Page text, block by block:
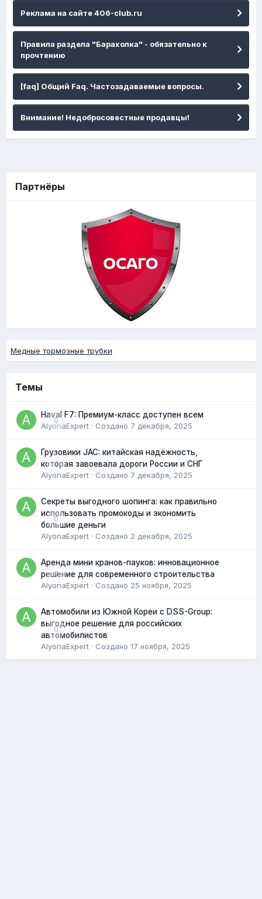
Реклама на сайте 406-club.ru
Правила раздела "Барахолка" - обязательно к
прочтению
[faq] Общий Faq. Частозадаваемые вопросы.
Внимание! Недобросовестные продавцы!
Партнёры
Медные тормозные трубки
Темы
0
Haval F7: Премиум-класс доступен всем
AlyonaExpert · Создано 7 декабря, 2025
0
Грузовики JAC: китайская надёжность,
которая завоевала дороги России и СНГ
AlyonaExpert · Создано 7 декабря, 2025
0
Секреты выгодного шопинга: как правильно
использовать промокоды и экономить
большие деньги
AlyonaExpert · Создано 2 декабря, 2025
0
Аренда мини кранов-пауков: инновационное
решение для современного строительства
AlyonaExpert · Создано 25 ноября, 2025
0
Автомобили из Южной Кореи с DSS-Group:
выгодное решение для российских
автомобилистов
AlyonaExpert · Создано 17 ноября, 2025